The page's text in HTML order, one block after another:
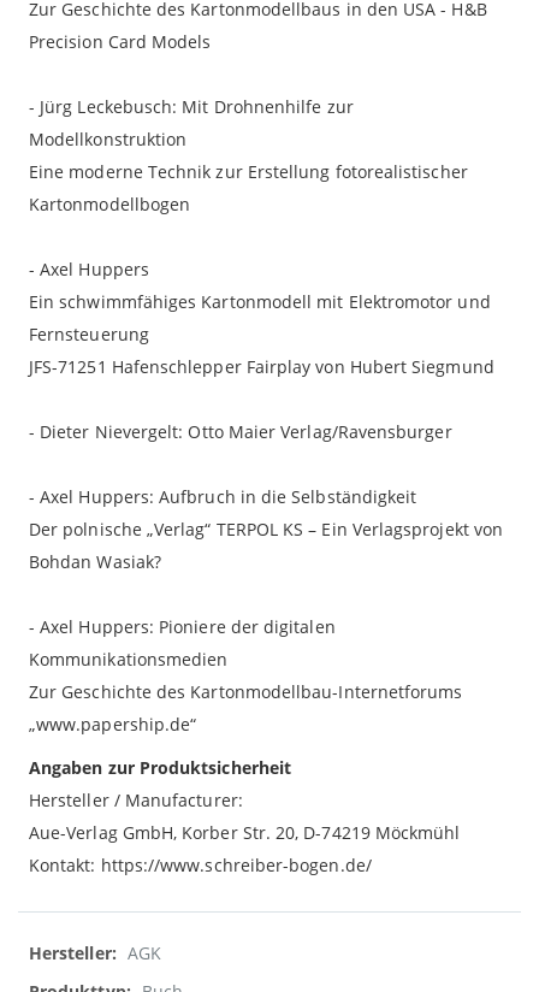
Zur Geschichte des Kartonmodellbaus in den USA - H&B
Precision Card Models
- Jürg Leckebusch: Mit Drohnenhilfe zur
Modellkonstruktion
Eine moderne Technik zur Erstellung fotorealistischer
Kartonmodellbogen
- Axel Huppers
Ein schwimmfähiges Kartonmodell mit Elektromotor und
Fernsteuerung
JFS-71251 Hafenschlepper Fairplay von Hubert Siegmund
- Dieter Nievergelt: Otto Maier Verlag/Ravensburger
- Axel Huppers: Aufbruch in die Selbständigkeit
Der polnische „Verlag“ TERPOL KS – Ein Verlagsprojekt von
Bohdan Wasiak?
- Axel Huppers: Pioniere der digitalen
Kommunikationsmedien
Zur Geschichte des Kartonmodellbau-Internetforums
„www.papership.de“
Angaben zur Produktsicherheit
Hersteller / Manufacturer:
Aue-Verlag GmbH, Korber Str. 20, D-74219 Möckmühl
Kontakt: https://www.schreiber-bogen.de/
Weitere
Informationen
AGK